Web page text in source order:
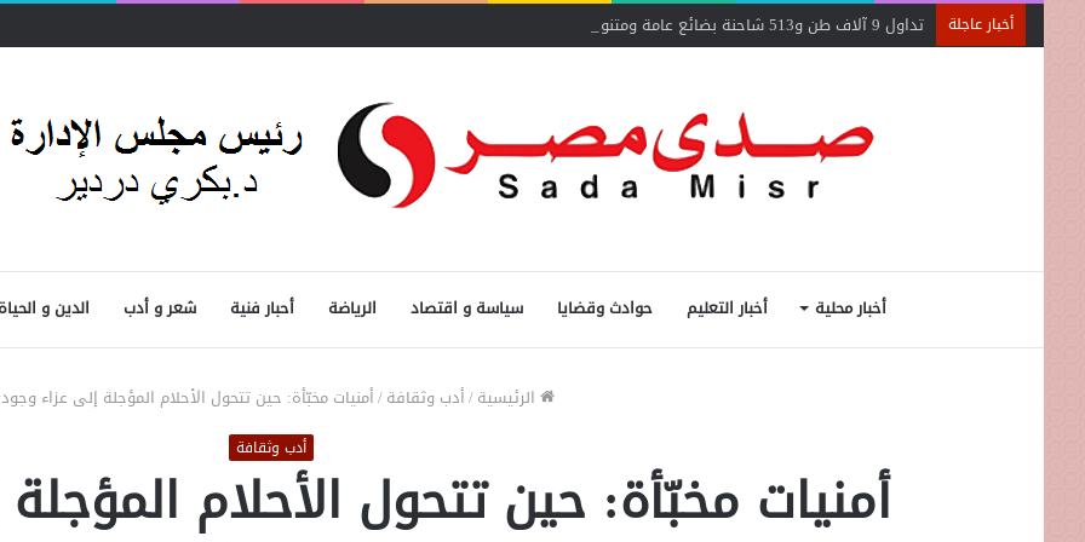
أخبار عاجلة تداول 9 آلاف طن و513 شاحنة بضائع عامة ومتنوعة بموانئ البحر الأحمر
أخبار محلية أخبار التعليم حوادث وقضايا سياسة و اقتصاد الرياضة أحبار فنية شعر و أدب الدين و الحياة
الرئيسية/أدب وثقافة/أمنيات مخبّأة: حين تتحول الأحلام المؤجلة إلى عزاء
أدب وثقافة
أمنيات مخبّأة: حين تتحول الأحلام